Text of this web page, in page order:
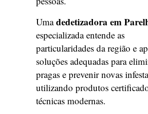
Umadedetizadora em
especializada entende as
particularidades da região e
soluções adequadas para
pragas e prevenir novas
utilizando produtos
técnicas modernas.